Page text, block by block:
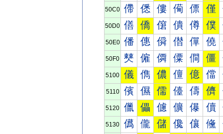
50C0 僀 僁 僂 僃 僄 僅
50D0 僐 僑 僒 僓 僔 僕
50E0 僠 僡 僢 僣 僤 僥
50F0 僰 僱 僲 僳 僴 僵
5100 儀 儁 儂 儃 億 儅
5110 儐 儑 儒 儓 儔 儕
5120 儠 儡 儢 儣 儤 儥
5130 儰 儱 儲 儳 儴 儵